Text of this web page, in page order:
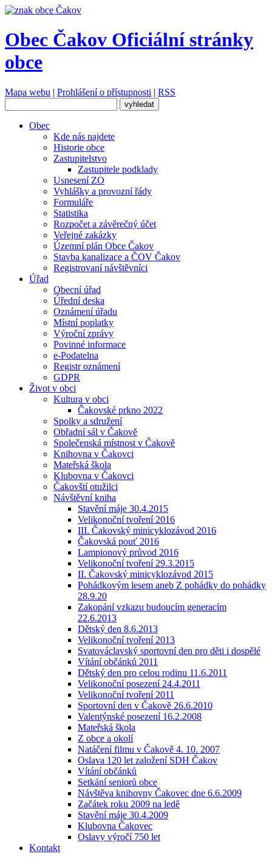
Obec Čakov Oficiální stránky
obce
Mapa webu | Prohlášení o přístupnosti | RSS
Obec
Kde nás najdete
Historie obce
Zastupitelstvo
Zastupitele podklady
Usnesení ZO
Vyhlášky a provozní řády
Formuláře
Statistika
Rozpočet a závěrečný účet
Veřejné zakázky
Územní plán Obce Čakov
Stavba kanalizace a ČOV Čakov
Registrovaní návštěvníci
Úřad
Obecní úřad
Úřední deska
Oznámení úřadu
Místní poplatky
Výroční zprávy
Povinné informace
e-Podatelna
Registr oznámení
GDPR
Život v obci
Kultura v obci
Čakovské prkno 2022
Spolky a sdružení
Obřadní sál v Čakově
Společenská místnost v Čakově
Knihovna v Čakovci
Mateřská škola
Klubovna v Čakovci
Čakovští otužilci
Návštěvní kniha
Stavění máje 30.4.2015
Velikonoční tvoření 2016
III. Čakovský minicyklozávod 2016
Čakovská pouť 2016
Lampionový průvod 2016
Velikonoční tvoření 29.3.2015
II. Čakovský minicyklozávod 2015
Pohádkovým lesem aneb Z pohádky do pohádky
28.9.20
Zakopání vzkazu budoucím generacím
22.6.2013
Dětský den 8.6.2013
Velikonoční tvoření 2013
Svatováclavský sportovní den pro děti i dospělé
Vítání občánků 2011
Dětský den pro celou rodinu 11.6.2011
Velikonoční posezení 24.4.2011
Velikonoční tvoření 2011
Sportovní den v Čakově 26.6.2010
Valentýnské posezení 16.2.2008
Mateřská škola
Z obce a okolí
Natáčení filmu v Čakově 4. 10. 2007
Oslava 120 let založení SDH Čakov
Vítání občánků
Setkání seniorů obce
Návštěva knihovny Čakovec dne 6.6.2009
Začátek roku 2009 na ledě
Stavění máje 30.4.2009
Klubovna Čakovec
Oslavy výročí 750 let
Kontakt